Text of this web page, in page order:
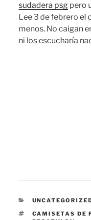
sudadera psg pero
Lee 3 de febrero el
menos. No caigan
ni los escucharía
CATEGORÍAS
ETIQUETAS
CAMISETAS DE